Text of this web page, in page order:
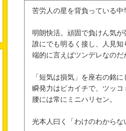
苦労人の星を背負っている中
明朗快活。頑固で負けん気
誰にでも明るく接し、人見
端的に言えばツンデレなの
「短気は損気」を座右の銘
瞬発力はピカイチで、ツッ
腰には常にミニハリセン。
光本人曰く「わけのわから